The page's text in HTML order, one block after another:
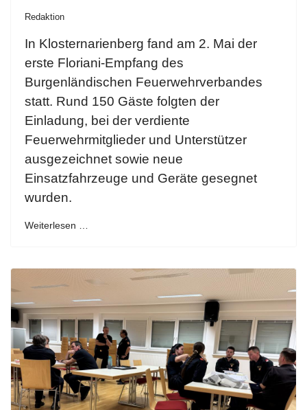
Redaktion
In Klosternarienberg fand am 2. Mai der
erste Floriani-Empfang des
Burgenländischen Feuerwehrverbandes
statt. Rund 150 Gäste folgten der
Einladung, bei der verdiente
Feuerwehrmitglieder und Unterstützer
ausgezeichnet sowie neue
Einsatzfahrzeuge und Geräte gesegnet
wurden.
Weiterlesen …